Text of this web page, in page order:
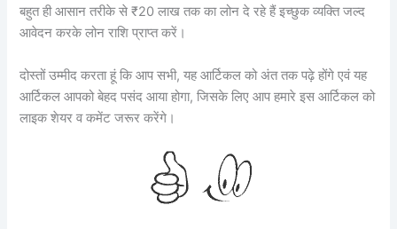
बहुत ही आसान तरीके से ₹20 लाख तक का लोन दे रहे हैं इच्छुक व्यक्ति जल्द
आवेदन करके लोन राशि प्राप्त करें।
दोस्तों उम्मीद करता हूं कि आप सभी, यह आर्टिकल को अंत तक पढ़े होंगे एवं यह
आर्टिकल आपको बेहद पसंद आया होगा, जिसके लिए आप हमारे इस आर्टिकल को
लाइक शेयर व कमेंट जरूर करेंगे।